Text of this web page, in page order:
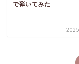
で弾いてみた